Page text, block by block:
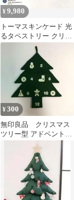
¥9,980
トーマスキンケード 光
るタペストリー クリス
マス 動作確認済
¥300
無印良品 クリスマス
ツリー型 アドベントカ
レンダー 壁掛け